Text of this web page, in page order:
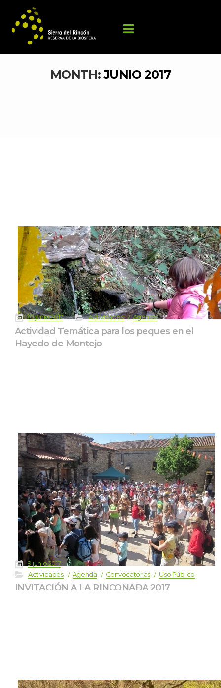
MONTH: JUNIO 2017
10 junio 2017 Actividade Agenda
Actividad Temática para los peques en el
Hayedo de Montejo
9 junio 2017
Actividade Agenda Convocatoria Uso Público
INVITACIÓN A LA RINCONADA 2017